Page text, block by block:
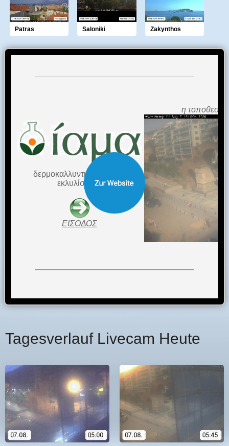
Patras Saloniki Zakynthos
Tagesverlauf Livecam Heute